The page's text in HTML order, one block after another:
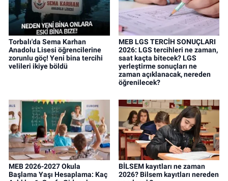
Torbalı'da Sema Karhan
Anadolu Lisesi öğrencilerine
zorunlu göç! Yeni bina tercihi
velileri ikiye böldü
MEB LGS TERCİH SONUÇLARI
2026: LGS tercihleri ne zaman,
saat kaçta bitecek? LGS
yerleştirme sonuçları ne
zaman açıklanacak, nereden
öğrenilecek?
MEB 2026-2027 Okula
Başlama Yaşı Hesaplama: Kaç
BİLSEM kayıtları ne zaman
2026? Bilsem kayıtları nereden